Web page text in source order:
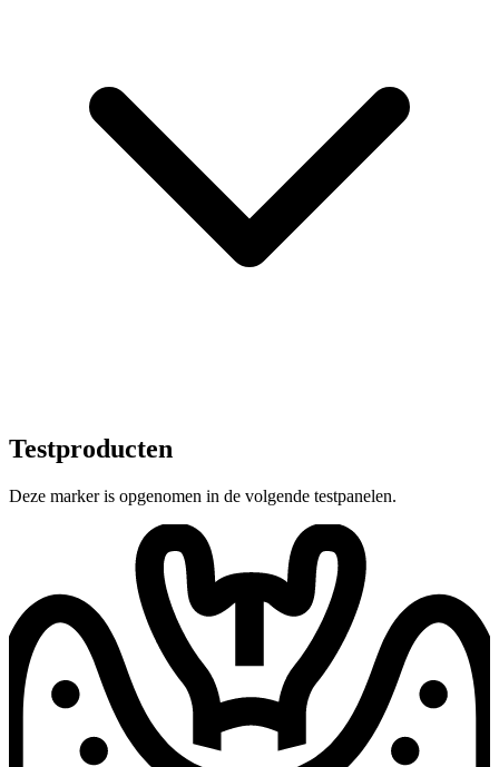
Testproducten
Deze marker is opgenomen in de volgende testpanelen.